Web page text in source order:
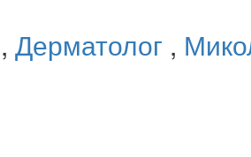
, Дерматолог ,